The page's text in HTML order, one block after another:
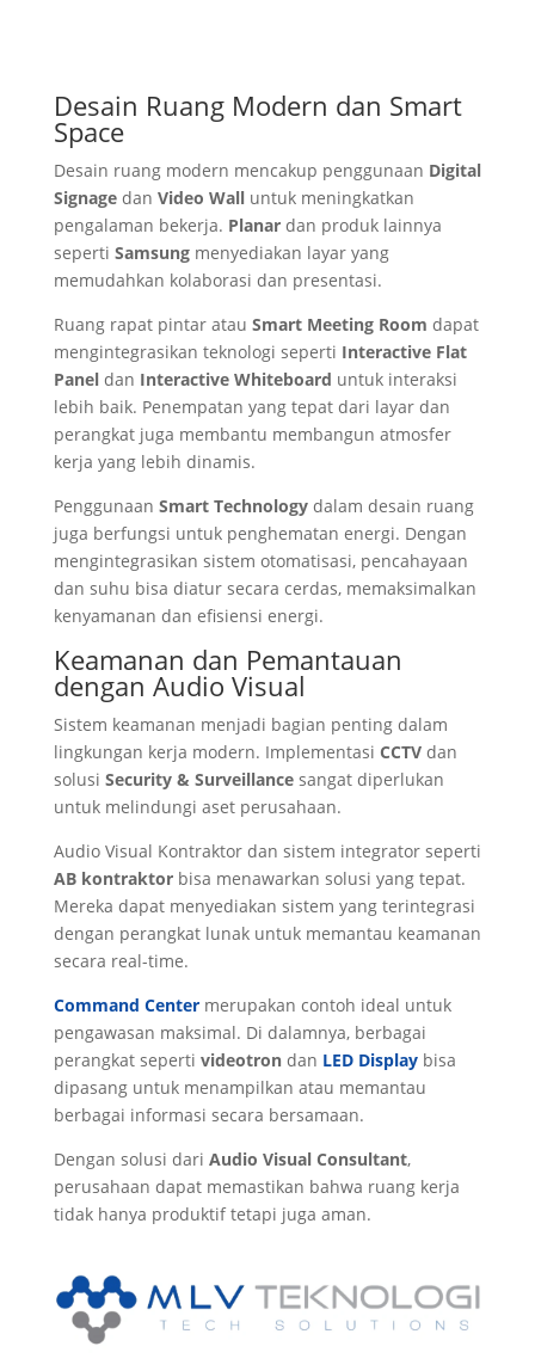
Desain Ruang Modern dan Smart
Space
Desain ruang modern mencakup penggunaan Digital
Signagedan Video Walluntuk meningkatkan
pengalaman bekerja. Planardan produk lainnya
seperti Samsungmenyediakan layar yang
memudahkan kolaborasi dan presentasi.
Ruang rapat pintar atau Smart Meeting Room dapat
mengintegrasikan teknologi seperti Interactive Flat
Paneldan Interactive Whiteboard untuk interaksi
lebih baik. Penempatan yang tepat dari layar dan
perangkat juga membantu membangun atmosfer
kerja yang lebih dinamis.
Penggunaan Smart Technologydalam desain ruang
juga berfungsi untuk penghematan energi. Dengan
mengintegrasikan sistem otomatisasi, pencahayaan
dan suhu bisa diatur secara cerdas, memaksimalkan
kenyamanan dan efisiensi energi.
Keamanan dan Pemantauan
dengan Audio Visual
Sistem keamanan menjadi bagian penting dalam
lingkungan kerja modern. Implementasi CCTVdan
solusi Security & Surveillancesangat diperlukan
untuk melindungi aset perusahaan.
Audio Visual Kontraktor dan sistem integrator seperti
AB kontraktorbisa menawarkan solusi yang tepat.
Mereka dapat menyediakan sistem yang terintegrasi
dengan perangkat lunak untuk memantau keamanan
secara real-time.
Command Centermerupakan contoh ideal untuk
pengawasan maksimal. Di dalamnya, berbagai
perangkat seperti videotrondan LED Displaybisa
dipasang untuk menampilkan atau memantau
berbagai informasi secara bersamaan.
Dengan solusi dari Audio Visual Consultant,
perusahaan dapat memastikan bahwa ruang kerja
tidak hanya produktif tetapi juga aman.